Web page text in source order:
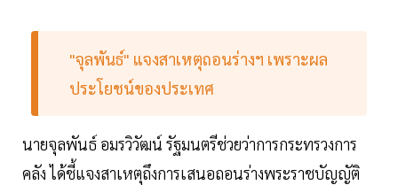
"จุลพันธ์" แจงสาเหตุถอนร่างฯ เพราะผล
ประโยชน์ของประเทศ
นายจุลพันธ์ อมรวิวัฒน์ รัฐมนตรีช่วยว่าการกระทรวงการ
คลัง ได้ชี้แจงสาเหตุถึงการเสนอถอนร่างพระราชบัญญัติ